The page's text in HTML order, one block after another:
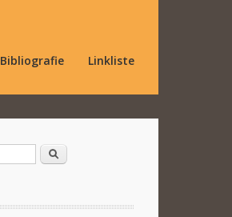
Bibliografie Linkliste
Suche